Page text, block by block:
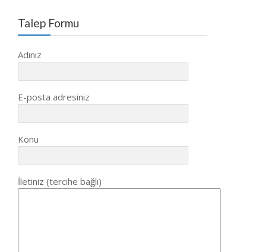
Talep Formu
Adınız
E-posta adresiniz
Konu
İletiniz (tercihe bağlı)